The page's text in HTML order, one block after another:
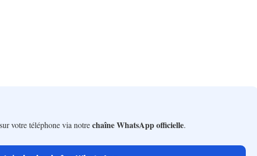
votre téléphone via notrechaîne WhatsApp officielle.